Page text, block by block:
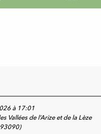
à 17:01
Vallées de l’Arize et de la Lèze
)